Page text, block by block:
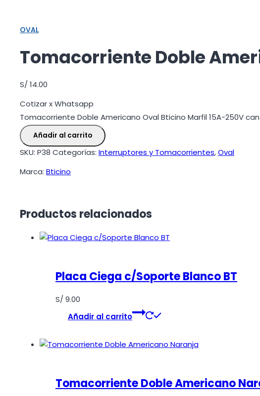
OVAL
Tomacorriente Doble
S/ 14.00
Cotizar x Whatsapp
Tomacorriente Doble Americano Oval Bticino Marfil 15A-250V
Añadir al carrito
SKU: P38 Categorías: Interruptores y Tomacorrientes,Oval
Marca: Bticino
Productos relacionados
Placa Ciega c/Soporte Blanco BT
S/ 9.00
Añadir al carrito
Tomacorriente Doble Americano